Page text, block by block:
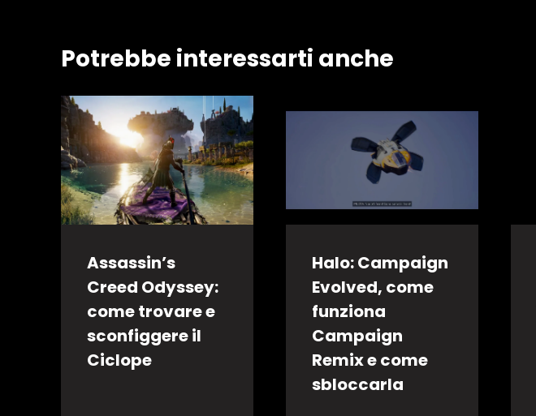
Potrebbe interessarti anche
Assassin’s
Creed Odyssey:
come trovare e
sconfiggere il
Ciclope
Halo: Campaign
Evolved, come
funziona
Campaign
Remix e come
sbloccarla